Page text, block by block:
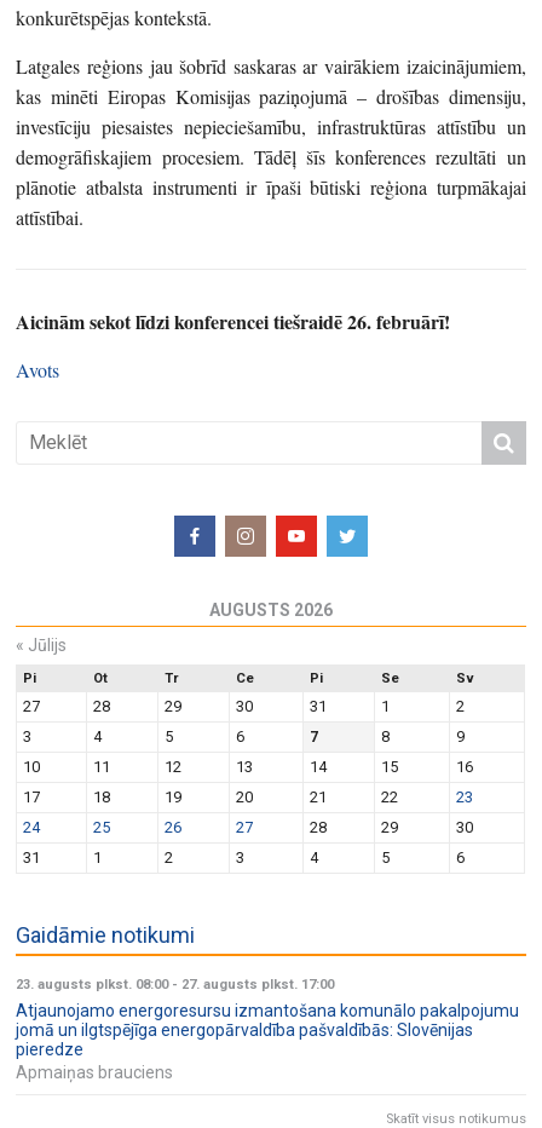
konkurētspējas kontekstā.
Latgales reģions jau šobrīd saskaras ar vairākiem izaicinājumiem,
kas minēti Eiropas Komisijas paziņojumā – drošības dimensiju,
investīciju piesaistes nepieciešamību, infrastruktūras attīstību un
demogrāfiskajiem procesiem. Tādēļ šīs konferences rezultāti un
plānotie atbalsta instrumenti ir īpaši būtiski reģiona turpmākajai
attīstībai.
Aicinām sekot līdzi konferencei tiešraidē 26. februārī!
Avots
AUGUSTS 2026
« Jūlijs
Pi Ot Tr Ce Pi Se Sv
27 28 29 30 31 1
2
3
4 5 6 7 8
9
10
11 12 13 14 15
16
17
18 19 20 21 22
23
24
25 26 27 28 29
30
31
1 2 3 4 5 6
Gaidāmie notikumi
23. augusts plkst. 08:00- 27. augusts plkst. 17:00
Atjaunojamo energoresursu izmantošana komunālo pakalpojumu
jomā un ilgtspējīga energopārvaldība pašvaldībās: Slovēnijas
pieredze
Apmaiņas brauciens
Skatīt visus notikumus